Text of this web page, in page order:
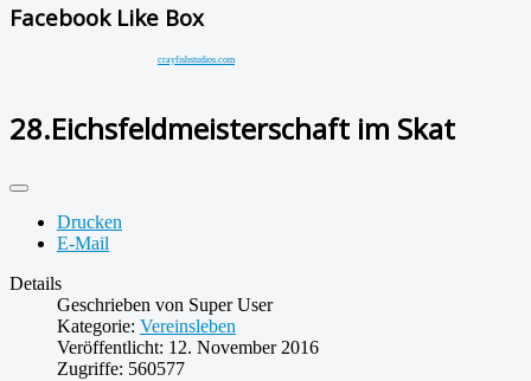
Facebook Like Box
crayfishstudios.com
28.Eichsfeldmeisterschaft im Skat
Drucken
E-Mail
Details
Geschrieben von Super User
Kategorie: Vereinsleben
Veröffentlicht: 12. November 2016
Zugriffe: 560577